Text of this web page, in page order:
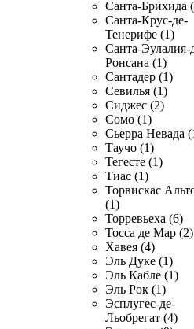
Санта-Брихида
Санта-Крус-де-
Тенерифе (1)
Санта-Эулалия-
Ронсана (1)
Сантадер (1)
Севилья (1)
Сиджес (2)
Сомо (1)
Сьерра Невада
Таучо (1)
Тегесте (1)
Тиас (1)
Торвискас
(1)
Торревьеха (6)
Тосса де Мар (2)
Хавея (4)
Эль Дуке (1)
Эль Кабле (1)
Эль Рок (1)
Эсплугес-де-
Льобрегат (4)